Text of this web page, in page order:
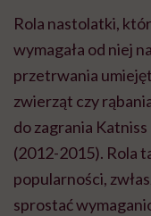
Rola nastolatki,
wymagała od niej
przetrwania
zwierząt czy
do zagrania
(2012-2015). Rola
popularności,
sprostać